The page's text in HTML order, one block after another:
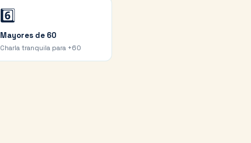
6️⃣
Mayores de 60
Charla tranquila para +60